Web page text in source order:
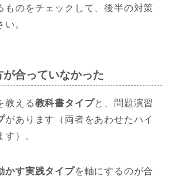
ものをチェックして、後半の対策
。
合っていなかった
教える教科書タイプと、問題演習
があります（両者をあわせたハイ
）。
かす実践タイプを軸にするのが合